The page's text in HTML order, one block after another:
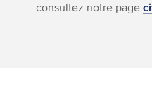
consultez notre page